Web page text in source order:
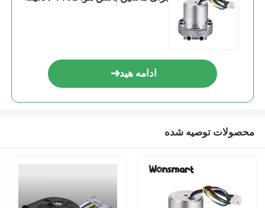
ادامه هید
محصولات توصیه شده